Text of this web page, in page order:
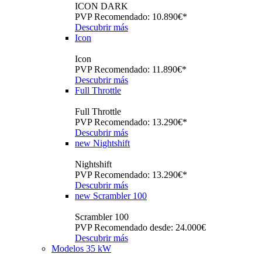
ICON DARK
PVP Recomendado: 10.890€*
Descubrir más
Icon
Icon
PVP Recomendado: 11.890€*
Descubrir más
Full Throttle
Full Throttle
PVP Recomendado: 13.290€*
Descubrir más
new Nightshift
Nightshift
PVP Recomendado: 13.290€*
Descubrir más
new Scrambler 100
Scrambler 100
PVP Recomendado desde: 24.000€
Descubrir más
Modelos 35 kW